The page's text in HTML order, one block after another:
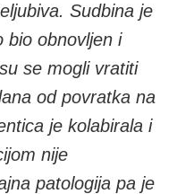
Sudbina je
bio obnovljen i
se mogli vratiti
od povratka na
je kolabirala i
nije
patologija pa je